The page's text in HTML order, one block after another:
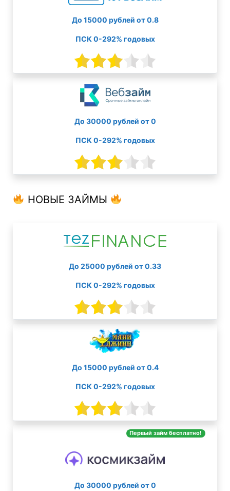
До 15000 рублей от 0.8
ПСК 0-292% годовых
До 30000 рублей от 0
ПСК 0-292% годовых
НОВЫЕ ЗАЙМЫ
До 25000 рублей от 0.33
ПСК 0-292% годовых
До 15000 рублей от 0.4
ПСК 0-292% годовых
Первый займ бесплатно!
До 30000 рублей от 0